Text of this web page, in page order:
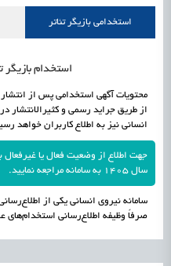
اشتغال و کارآفرینی رسیدن مجوز ایجاداستخدامی بازیگر تئاتر
استخدام بازیگر
محتویات آگهی استخدامی پس از
انسانی نیز به اطلاع کاربران خواهد
جهت اطلاع از وضعیت فعال یا غیرفعال
سال 1405 به سامانه مراجعه نمایید.
سامانه نیروی انسانی یکی از
صرفاً وظیفه اطلاع‌رسانی استخدام‌های